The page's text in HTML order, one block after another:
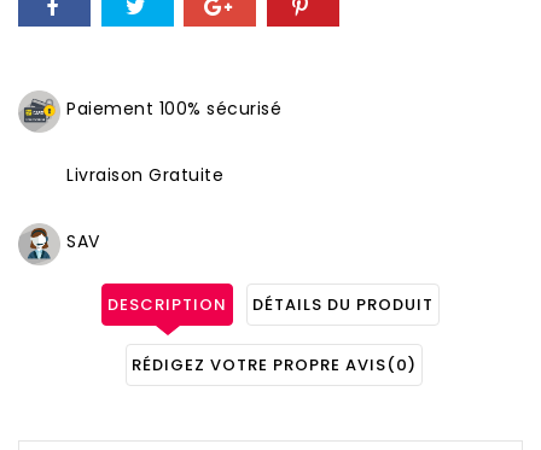
Paiement 100% sécurisé
Livraison Gratuite
SAV
DESCRIPTION DÉTAILS DU PRODUIT
RÉDIGEZ VOTRE PROPRE AVIS(0)